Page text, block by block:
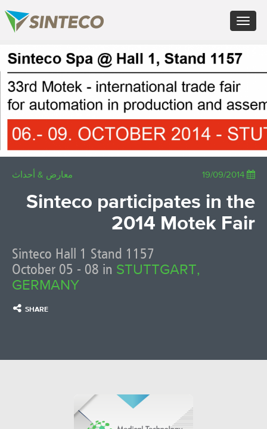
Toggle
navigation
×
FR - Français
PT - Português (PT)
RU - Русский
PL - Język polski
TR - Türkçe
AE - اللغة العربية
معارض & أحداث
Sinteco participates in the
2014 Motek Fair
Sinteco Hall 1 Stand 1157
October 05 - 08 in STUTTGART,
GERMANY
SHARE